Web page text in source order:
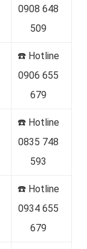
0908 648
509
☎️ Hotline
0906 655
679
☎️ Hotline
0835 748
593
☎️ Hotline
0934 655
679